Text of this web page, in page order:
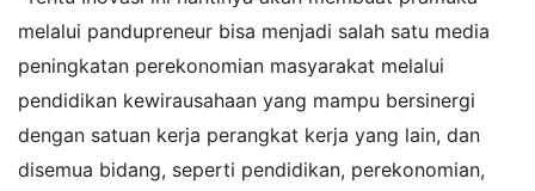
melalui pandupreneur bisa menjadi salah satu media
peningkatan perekonomian masyarakat melalui
pendidikan kewirausahaan yang mampu bersinergi
dengan satuan kerja perangkat kerja yang lain, dan
disemua bidang, seperti pendidikan, perekonomian,